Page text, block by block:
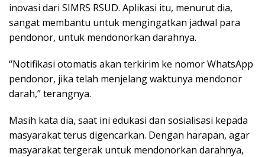
inovasi dari SIMRS RSUD. Aplikasi itu, menurut dia,
sangat membantu untuk mengingatkan jadwal para
pendonor, untuk mendonorkan darahnya.
“Notifikasi otomatis akan terkirim ke nomor WhatsApp
pendonor, jika telah menjelang waktunya mendonor
darah,” terangnya.
Masih kata dia, saat ini edukasi dan sosialisasi kepada
masyarakat terus digencarkan. Dengan harapan, agar
masyarakat tergerak untuk mendonorkan darahnya,